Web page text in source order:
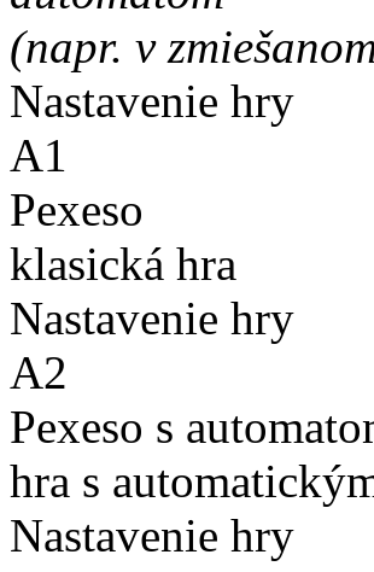
(napr. v
Nastavenie hry
A1
Pexeso
klasická hra
Nastavenie hry
A2
Pexeso s
hra s
Nastavenie hry